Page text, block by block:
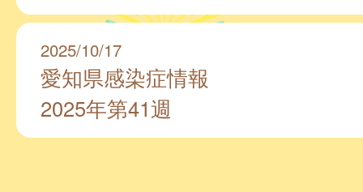
2025/10/17
愛知県感染症情報
2025年第41週